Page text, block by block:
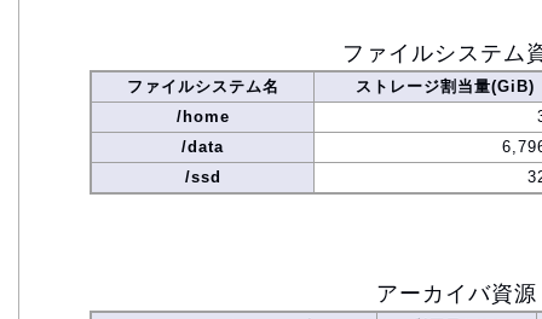
ファイルシステム
ファイルシステム名
ストレージ割当量(GiB)
/home
/data
/ssd
アーカイバ資源